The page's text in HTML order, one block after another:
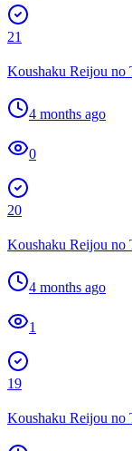
21
Koushaku Reijou
4 months ago
0
20
Koushaku Reijou
4 months ago
1
19
Koushaku Reijou